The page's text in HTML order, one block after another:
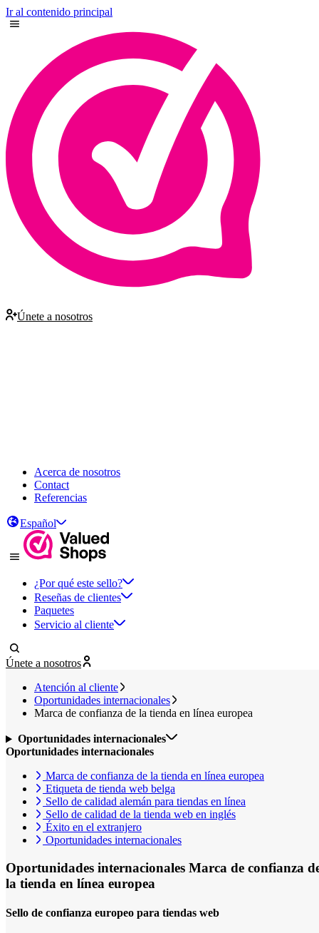
Ir al contenido principal
Únete a nosotros
Acerca de nosotros
Contact
Referencias
Español
¿Por qué este sello?
Reseñas de clientes
Paquetes
Servicio al cliente
Únete a nosotros
Atención al cliente
Oportunidades internacionales
Marca de confianza de la tienda en línea europea
Oportunidades internacionales
Oportunidades internacionales
Marca de confianza de la tienda en línea europea
Etiqueta de tienda web belga
Sello de calidad alemán para tiendas en línea
Sello de calidad de la tienda web en inglés
Éxito en el extranjero
Oportunidades internacionales
Oportunidades internacionales Marca de confianza
la tienda en línea europea
Sello de confianza europeo para tiendas web